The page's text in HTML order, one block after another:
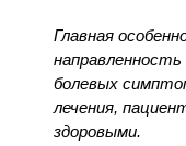
Главная
направленность
болевых
лечения,
здоровыми.